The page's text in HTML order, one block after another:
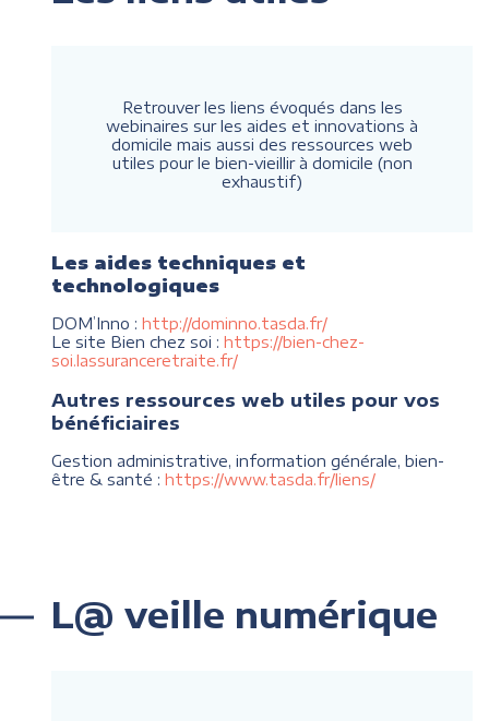
Retrouver les liens évoqués dans les
webinaires sur les aides et innovations à
domicile mais aussi des ressources web
utiles pour le bien-vieillir à domicile (non
exhaustif)
Les aides techniques et
technologiques
DOM’Inno : http://dominno.tasda.fr/
Le site Bien chez soi : https://bien-chez-
soi.lassuranceretraite.fr/
Autres ressources web utiles pour vos
bénéficiaires
Gestion administrative, information générale, bien-
être & santé : https://www.tasda.fr/liens/
L@ veille numérique